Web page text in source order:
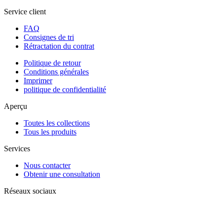
Service client
FAQ
Consignes de tri
Rétractation du contrat
Politique de retour
Conditions générales
Imprimer
politique de confidentialité
Aperçu
Toutes les collections
Tous les produits
Services
Nous contacter
Obtenir une consultation
Réseaux sociaux